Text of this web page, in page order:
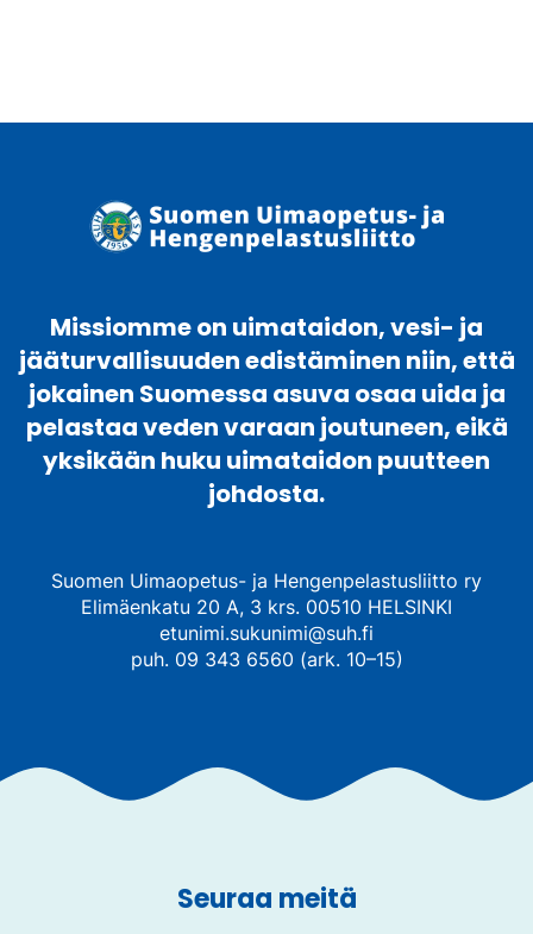
Missiomme on uimataidon, vesi- ja
jääturvallisuuden edistäminen niin, että
jokainen Suomessa asuva osaa uida ja
pelastaa veden varaan joutuneen, eikä
yksikään huku uimataidon puutteen
johdosta.
Suomen Uimaopetus- ja Hengenpelastusliitto ry
Elimäenkatu 20 A, 3 krs. 00510 HELSINKI
etunimi.sukunimi@suh.fi
puh. 09 343 6560 (ark. 10–15)
Seuraa meitä